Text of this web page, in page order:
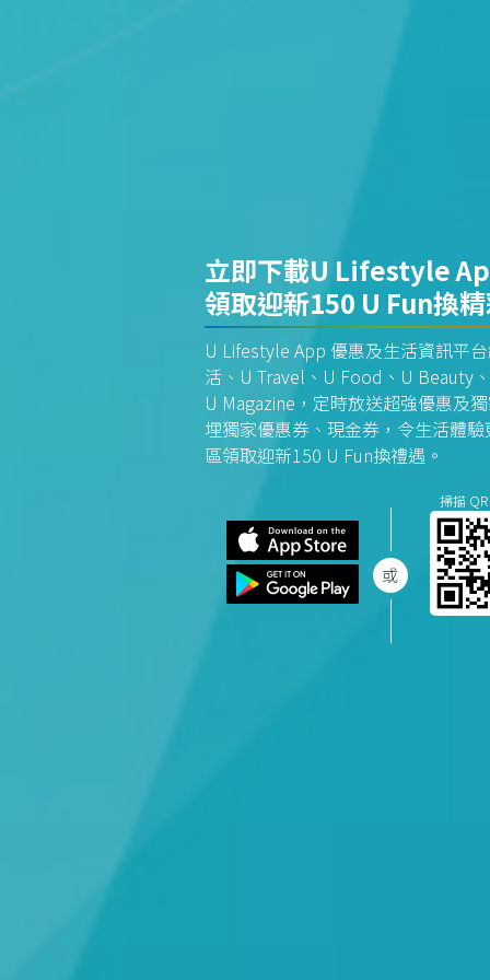
立即下載U Lifestyle
領取迎新150 U Fun換
U Lifestyle App 優惠及生活資訊平
活、U Travel、U Food、U Beauty
U Magazine，定時放送超強優惠及
埋獨家優惠券、現金券，令生活體
區領取迎新150 U Fun換禮遇。
掃描